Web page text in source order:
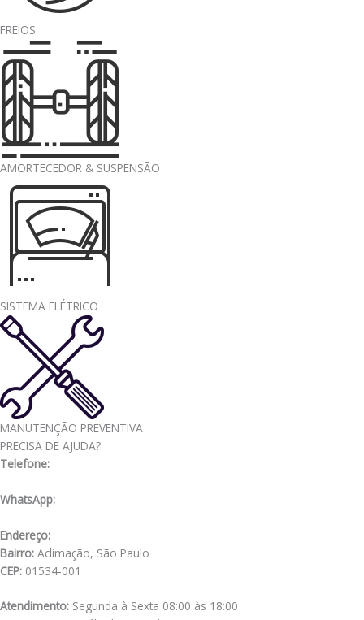
FREIOS
AMORTECEDOR & SUSPENSÃO
SISTEMA ELÉTRICO
MANUTENÇÃO PREVENTIVA
PRECISA DE AJUDA?
Telefone:
WhatsApp:
Endereço:
Bairro: Aclimação, São Paulo
CEP: 01534-001
Atendimento: Segunda à Sexta 08:00 às 18:00